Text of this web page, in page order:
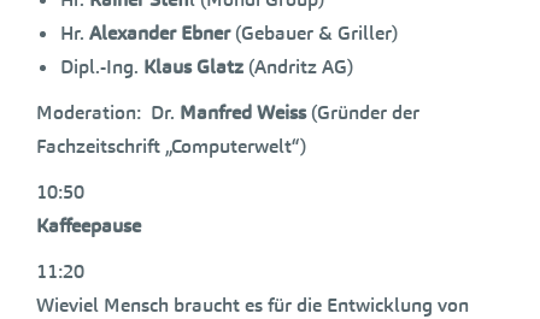
Hr. Alexander Ebner(Gebauer & Griller)
Dipl.-Ing. Klaus Glatz (Andritz AG)
Moderation: Dr. Manfred Weiss(Gründer der
Fachzeitschrift „Computerwelt“)
10:50
Kaffeepause
11:20
Wieviel Mensch braucht es für die Entwicklung von